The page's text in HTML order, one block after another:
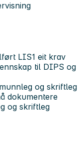
LIS1 eit krav
til DIPS og
og skriftleg
dokumentere
og skriftleg